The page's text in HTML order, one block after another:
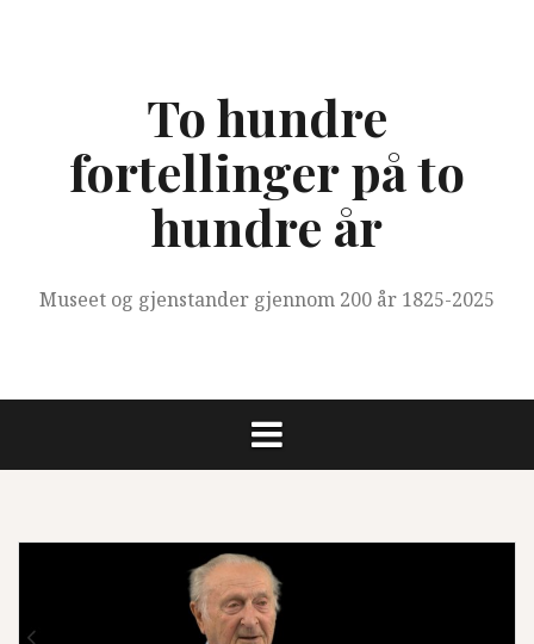
To hundre
fortellinger på to
hundre år
Museet og gjenstander gjennom 200 år 1825-2025